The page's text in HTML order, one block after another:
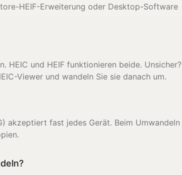
HEIF-Erweiterung oder Desktop-Software
HEIC und HEIF funktionieren beide. Unsicher?
Viewer und wandeln Sie sie danach um.
akzeptiert fast jedes Gerät. Beim Umwandeln